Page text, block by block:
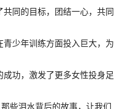
共同的目标，团结一心，共同
青少年训练方面投入巨大，为
成功，激发了更多女性投身足
些泪水背后的故事，让我们